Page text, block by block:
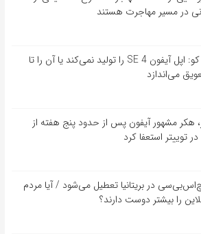
در مسیر مهاجرت هستند
مینگ-چی کو: اپل آیفون SE 4 را تولید نمی‌کند یا آن را تا
هکر مشهور آیفون پس از حدود پنج هفته از
توییتر استعفا کرد
اچ‌اس‌بی‌سی در بریتانیا تعطیل می‌شود / آیا مردم
را بیشتر دوست دارند؟